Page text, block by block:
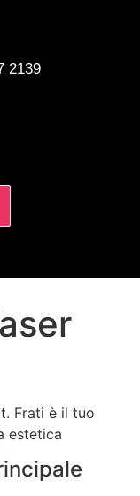
2139
Frati è il tuo
estetica